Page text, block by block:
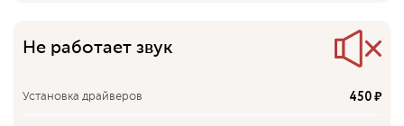
Видеокарта 950 ₽
Не работает звук
Установка драйверов 450 ₽